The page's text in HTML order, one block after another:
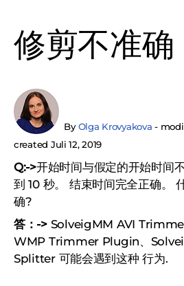
修剪不准确
ByOlga Krovyakova -
created Juli 12, 2019
Q:->开始时间与假定的开始时间
到 10 秒。 结束时间完全正确。
确?
答：-> SolveigMM AVI
WMP Trimmer Plugin、
Splitter 可能会遇到这种 行为.